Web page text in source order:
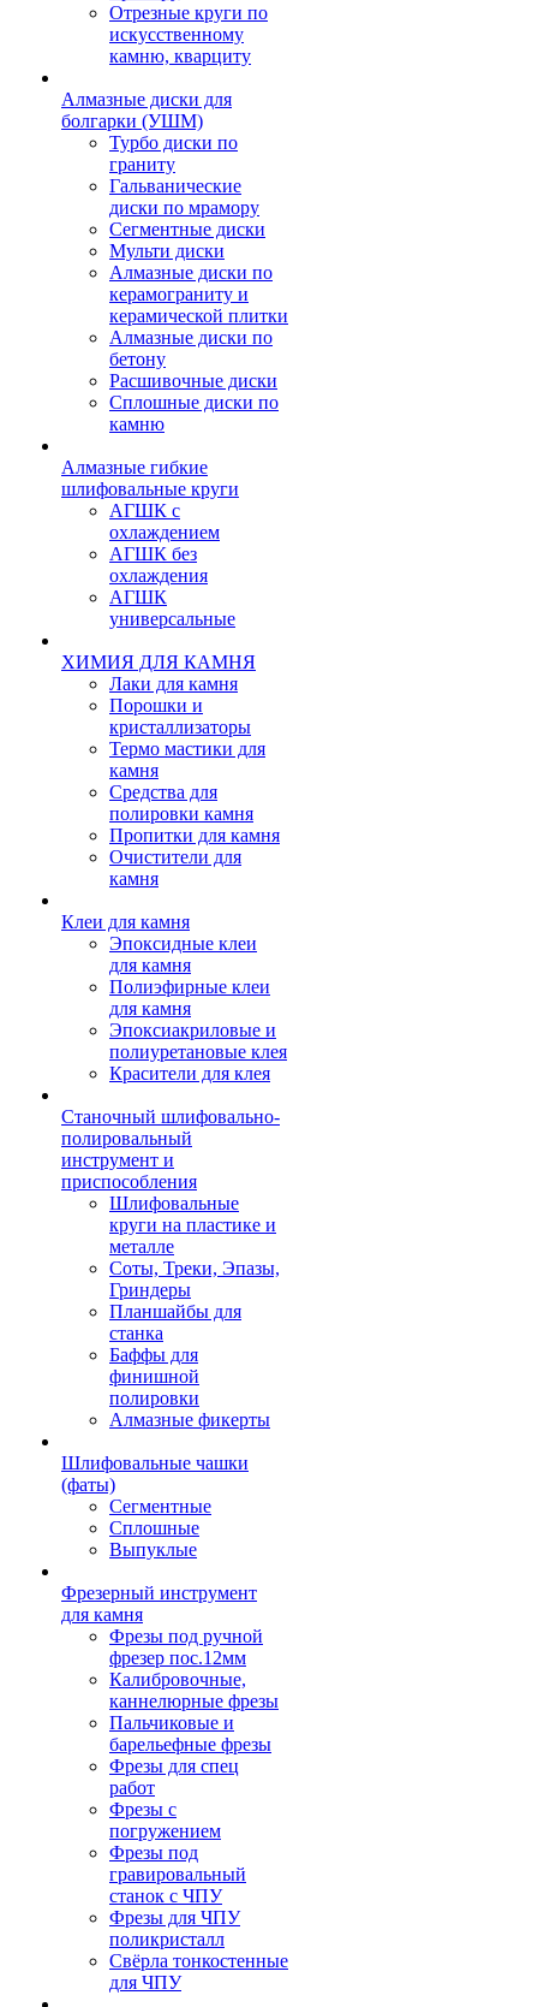
Отрезные круги по
искусственному
камню, кварциту
Алмазные диски для
болгарки (УШМ)
Турбо диски по
граниту
Гальванические
диски по мрамору
Сегментные диски
Мульти диски
Алмазные диски по
керамограниту и
керамической плитки
Алмазные диски по
бетону
Расшивочные диски
Сплошные диски по
камню
Алмазные гибкие
шлифовальные круги
АГШК с
охлаждением
АГШК без
охлаждения
АГШК
универсальные
ХИМИЯ ДЛЯ КАМНЯ
Лаки для камня
Порошки и
кристаллизаторы
Термо мастики для
камня
Средства для
полировки камня
Пропитки для камня
Очистители для
камня
Клеи для камня
Эпоксидные клеи
для камня
Полиэфирные клеи
для камня
Эпоксиакриловые и
полиуретановые клея
Красители для клея
Станочный шлифовально-
полировальный
инструмент и
приспособления
Шлифовальные
круги на пластике и
металле
Соты, Треки, Эпазы,
Гриндеры
Планшайбы для
станка
Баффы для
финишной
полировки
Алмазные фикерты
Шлифовальные чашки
(фаты)
Сегментные
Сплошные
Выпуклые
Фрезерный инструмент
для камня
Фрезы под ручной
фрезер пос.12мм
Калибровочные,
каннелюрные фрезы
Пальчиковые и
барельефные фрезы
Фрезы для спец
работ
Фрезы с
погружением
Фрезы под
гравировальный
станок с ЧПУ
Фрезы для ЧПУ
поликристалл
Свёрла тонкостенные
для ЧПУ